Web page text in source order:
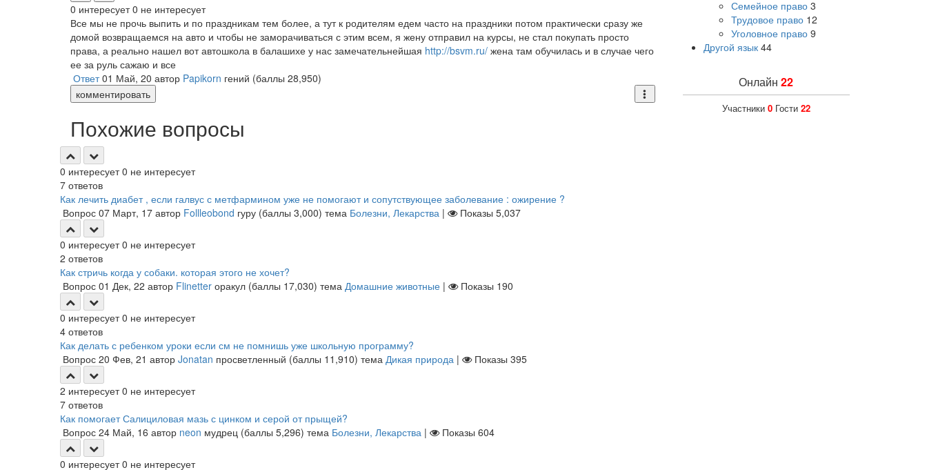
0 интересует 0 не интересует
Все мы не прочь выпить и по праздникам тем более, а тут к родителям едем часто на праздники потом практически сразу же
домой возвращаемся на авто и чтобы не заморачиваться с этим всем, я жену отправил на курсы, не стал покупать просто
права, а реально нашел вот автошкола в балашихе у нас замечательнейшая http://bsvm.ru/ жена там обучилась и в случае чего
ее за руль сажаю и все
Ответ 01 Май, 20 автор Papikorn гений (баллы 28,950)
комментировать
Похожие вопросы
0 интересует 0 не интересует
7 ответов
Как лечить диабет , если галвус с метфармином уже не помогают и сопутствующее заболевание : ожирение ?
Вопрос 07 Март, 17 автор Follleobond гуру (баллы 3,000) тема Болезни, Лекарства | Показы 5,037
0 интересует 0 не интересует
2 ответов
Как стричь когда у собаки. которая этого не хочет?
Вопрос 01 Дек, 22 автор Flinetter оракул (баллы 17,030) тема Домашние животные | Показы 190
0 интересует 0 не интересует
4 ответов
Как делать с ребенком уроки если см не помнишь уже школьную программу?
Вопрос 20 Фев, 21 автор Jonatan просветленный (баллы 11,910) тема Дикая природа | Показы 395
2 интересует 0 не интересует
7 ответов
Как помогает Салициловая мазь с цинком и серой от прыщей?
Вопрос 24 Май, 16 автор neon мудрец (баллы 5,296) тема Болезни, Лекарства | Показы 604
0 интересует 0 не интересует
Семейное право 3
Трудовое право 12
Уголовное право 9
Другой язык 44
Онлайн22
Участники 0Гости 22